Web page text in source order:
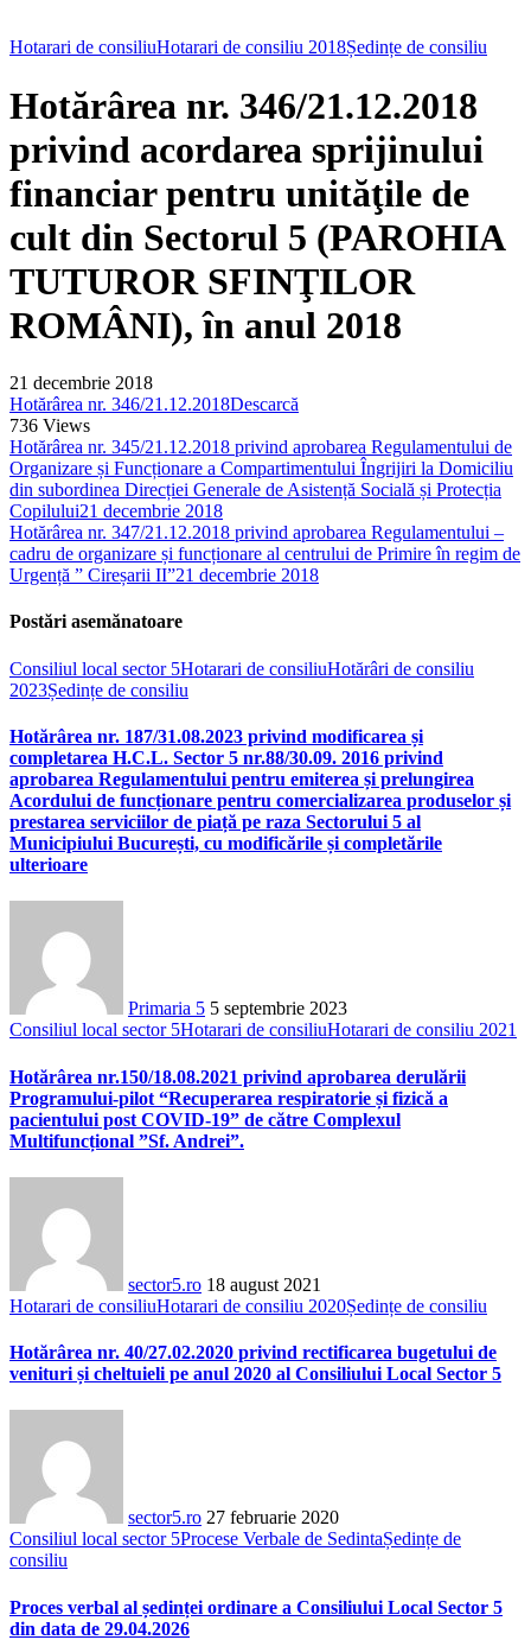
Hotarari de consiliuHotarari de consiliu 2018Ședințe de consiliu
Hotărârea nr. 346/21.12.2018
privind acordarea sprijinului
financiar pentru unităţile de
cult din Sectorul 5 (PAROHIA
TUTUROR SFINŢILOR
ROMÂNI), în anul 2018
21 decembrie 2018
Hotărârea nr. 346/21.12.2018Descarcă
736 Views
Hotărârea nr. 345/21.12.2018 privind aprobarea Regulamentului de
Organizare și Funcționare a Compartimentului Îngrijiri la Domiciliu
din subordinea Direcției Generale de Asistență Socială și Protecția
Copilului21 decembrie 2018
Hotărârea nr. 347/21.12.2018 privind aprobarea Regulamentului –
cadru de organizare și funcționare al centrului de Primire în regim de
Urgență ” Cireșarii II”21 decembrie 2018
Postări asemănatoare
Consiliul local sector 5Hotarari de consiliuHotărâri de consiliu
2023Ședințe de consiliu
Hotărârea nr. 187/31.08.2023 privind modificarea și
completarea H.C.L. Sector 5 nr.88/30.09. 2016 privind
aprobarea Regulamentului pentru emiterea și prelungirea
Acordului de funcționare pentru comercializarea produselor și
prestarea serviciilor de piață pe raza Sectorului 5 al
Municipiului București, cu modificările și completările
ulterioare
Primaria 5 5 septembrie 2023
Consiliul local sector 5Hotarari de consiliuHotarari de consiliu 2021
Hotărârea nr.150/18.08.2021 privind aprobarea derulării
Programului-pilot “Recuperarea respiratorie și fizică a
pacientului post COVID-19” de către Complexul
Multifuncțional ”Sf. Andrei”.
sector5.ro 18 august 2021
Hotarari de consiliuHotarari de consiliu 2020Ședințe de consiliu
Hotărârea nr. 40/27.02.2020 privind rectificarea bugetului de
venituri și cheltuieli pe anul 2020 al Consiliului Local Sector 5
sector5.ro 27 februarie 2020
Consiliul local sector 5Procese Verbale de SedintaȘedințe de
consiliu
Proces verbal al ședinței ordinare a Consiliului Local Sector 5
din data de 29.04.2026